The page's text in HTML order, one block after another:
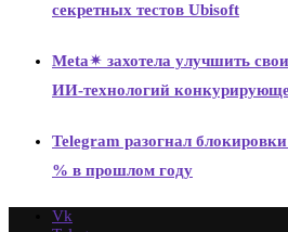
секретных тестов Ubisoft
Meta✴ захотела улучшить
ИИ-технологий
Telegram разогнал
% в прошлом году
Vk